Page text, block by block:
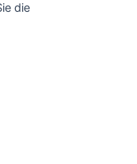
die